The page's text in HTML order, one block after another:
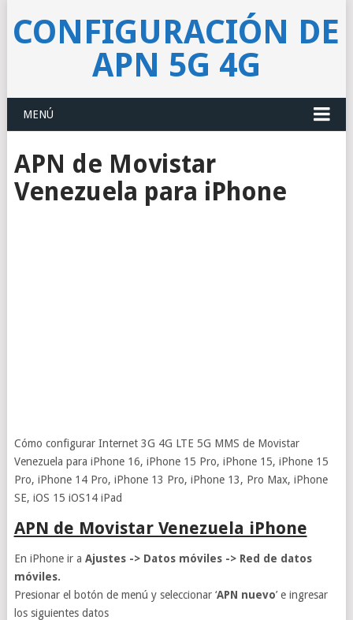
CONFIGURACIÓN DE
APN 5G 4G
MENÚ
APN de Movistar
Venezuela para iPhone
Cómo configurar Internet 3G 4G LTE 5G MMS de Movistar
Venezuela para iPhone 16, iPhone 15 Pro, iPhone 15, iPhone 15
Pro, iPhone 14 Pro, iPhone 13 Pro, iPhone 13, Pro Max, iPhone
SE, iOS 15 iOS14 iPad
APN de Movistar Venezuela iPhone
En iPhone ir a Ajustes -> Datos móviles -> Red de datos
móviles.
Presionar el botón de menú y seleccionar ‘APN nuevo’ e ingresar
los siguientes datos